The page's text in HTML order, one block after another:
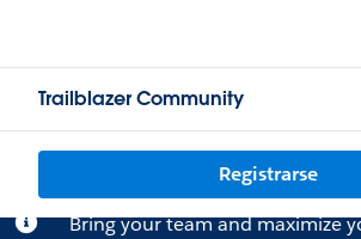
Trailblazer Community
Registrarse
Bring your team and maximize